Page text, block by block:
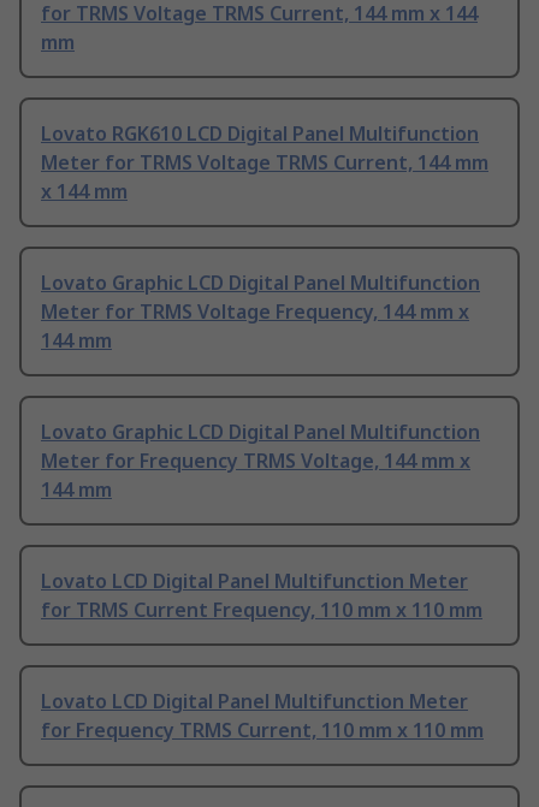
for TRMS Voltage TRMS Current, 144 mm x 144
mm
Lovato RGK610 LCD Digital Panel Multifunction
Meter for TRMS Voltage TRMS Current, 144 mm
x 144 mm
Lovato Graphic LCD Digital Panel Multifunction
Meter for TRMS Voltage Frequency, 144 mm x
144 mm
Lovato Graphic LCD Digital Panel Multifunction
Meter for Frequency TRMS Voltage, 144 mm x
144 mm
Lovato LCD Digital Panel Multifunction Meter
for TRMS Current Frequency, 110 mm x 110 mm
Lovato LCD Digital Panel Multifunction Meter
for Frequency TRMS Current, 110 mm x 110 mm